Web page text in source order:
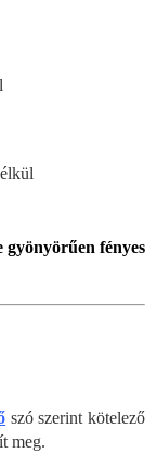
gyönyörűen fényes
szó szerint kötelező
meg.